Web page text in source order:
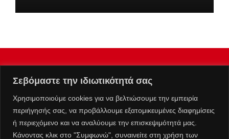
Σεβόμαστε την ιδιωτικότητά σας
Χρησιμοποιούμε cookies για να βελτιώσουμε την εμπειρία
περιήγησής σας, να προβάλλουμε εξατομικευμένες διαφημίσεις
ή περιεχόμενο και να αναλύουμε την επισκεψιμότητά μας.
Κάνοντας κλικ στο "Συμφωνώ", συναινείτε στη χρήση των